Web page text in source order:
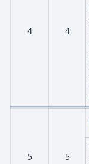
4 4
5 5